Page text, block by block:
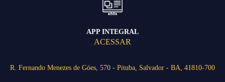
APP INTEGRAL
ACESSAR
R. Fernando Menezes de Góes, 570 - Pituba, Salvador - BA, 41810-700